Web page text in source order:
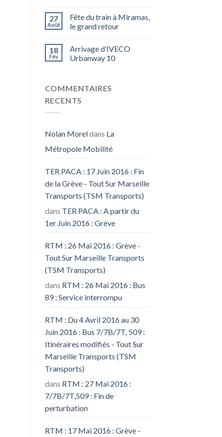
27
Août
Fête du train à Miramas,
le grand retour
18
Fév
Arrivage d’IVECO
Urbanway 10
COMMENTAIRES
RECENTS
Nolan Moreldans La
Métropole Mobilité
TER PACA : 17 Juin 2016 : Fin
de la Grève - Tout Sur Marseille
Transports (TSM Transports)
dans TER PACA : A partir du
1er Juin 2016 : Grève
RTM : 26 Mai 2016 : Grève -
Tout Sur Marseille Transports
(TSM Transports)
dans RTM : 26 Mai 2016 : Bus
89 : Service interrompu
RTM : Du 4 Avril 2016 au 30
Juin 2016 : Bus 7/7B/7T, 509 :
Itinéraires modifiés - Tout Sur
Marseille Transports (TSM
Transports)
dans RTM : 27 Mai 2016 :
7/7B/7T,509 : Fin de
perturbation
RTM : 17 Mai 2016 : Grève -